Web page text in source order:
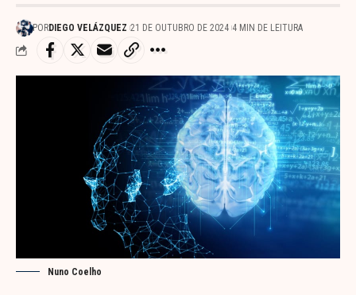
PORDIEGO VELÁZQUEZ 21 DE OUTUBRO DE 2024 4 MIN DE LEITURA
Nuno Coelho